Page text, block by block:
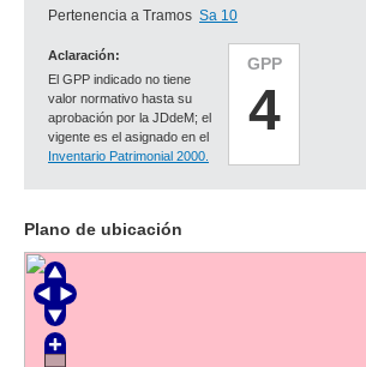
GPP
4
Aclaración:
El GPP indicado no tiene
valor normativo hasta su
aprobación por la JDdeM; el
vigente es el asignado en el
Inventario Patrimonial 2000.
Pertenencia a Tramos Sa 10
Plano de ubicación